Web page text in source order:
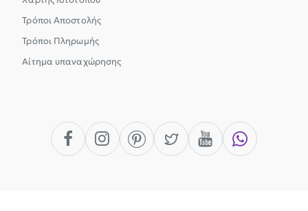
Τρόποι Αποστολής
Τρόποι Πληρωμής
Αίτημα υπαναχώρησης